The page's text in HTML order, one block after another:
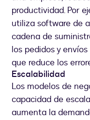
productividad. Por
utiliza software de
cadena de
los pedidos y
que reduce los
Escalabilidad
Los modelos de
capacidad de
aumenta la